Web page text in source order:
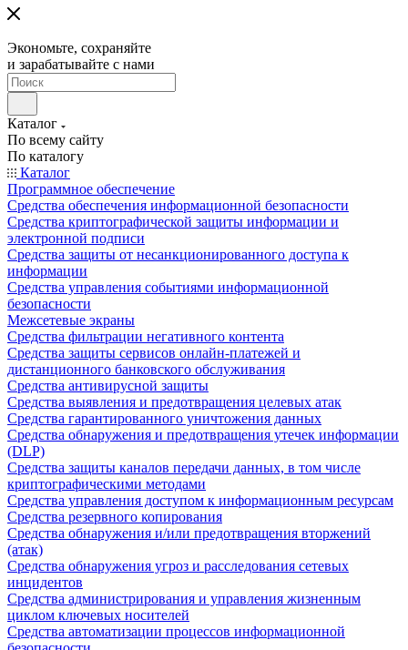
Экономьте, сохраняйте
и зарабатывайте с нами
Каталог
По всему сайту
По каталогу
Каталог
Программное обеспечение
Средства обеспечения информационной безопасности
Средства криптографической защиты информации и
электронной подписи
Средства защиты от несанкционированного доступа к
информации
Средства управления событиями информационной
безопасности
Межсетевые экраны
Средства фильтрации негативного контента
Средства защиты сервисов онлайн-платежей и
дистанционного банковского обслуживания
Средства антивирусной защиты
Средства выявления и предотвращения целевых атак
Средства гарантированного уничтожения данных
Средства обнаружения и предотвращения утечек информации
(DLP)
Средства защиты каналов передачи данных, в том числе
криптографическими методами
Средства управления доступом к информационным ресурсам
Средства резервного копирования
Средства обнаружения и/или предотвращения вторжений
(атак)
Средства обнаружения угроз и расследования сетевых
инцидентов
Средства администрирования и управления жизненным
циклом ключевых носителей
Средства автоматизации процессов информационной